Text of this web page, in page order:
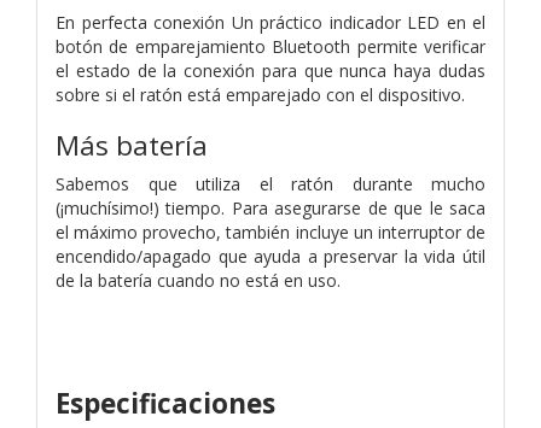
En perfecta conexión Un práctico indicador LED en el
botón de emparejamiento Bluetooth permite verificar
el estado de la conexión para que nunca haya dudas
sobre si el ratón está emparejado con el dispositivo.
Más batería
Sabemos que utiliza el ratón durante mucho
(¡muchísimo!) tiempo. Para asegurarse de que le saca
el máximo provecho, también incluye un interruptor de
encendido/apagado que ayuda a preservar la vida útil
de la batería cuando no está en uso.
Especificaciones